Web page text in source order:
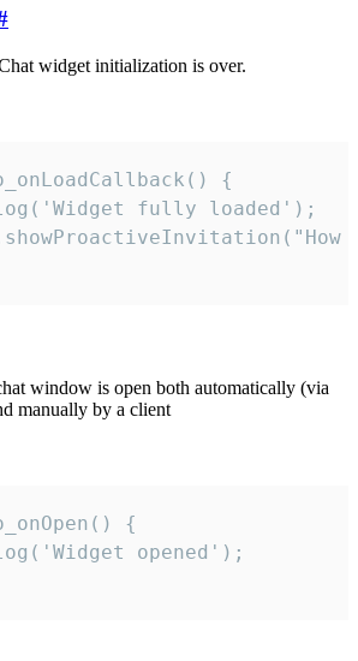
widget initialization is over.
{
fully loaded');
window is open both automatically (via
manually by a client
{
opened');